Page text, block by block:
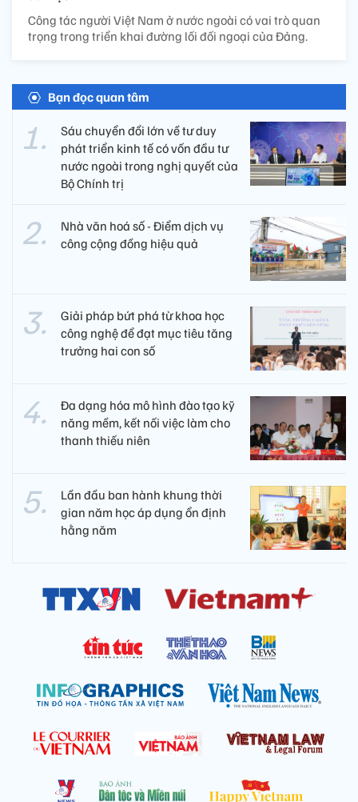
Công tác người Việt Nam ở nước ngoài có vai trò quan
trọng trong triển khai đường lối đối ngoại của Đảng.
Bạn đọc quan tâm
Sáu chuyển đổi lớn về tư duy
phát triển kinh tế có vốn đầu tư
nước ngoài trong nghị quyết của
Bộ Chính trị
Nhà văn hoá số - Điểm dịch vụ
công cộng đồng hiệu quả
Giải pháp bứt phá từ khoa học
công nghệ để đạt mục tiêu tăng
trưởng hai con số
Đa dạng hóa mô hình đào tạo kỹ
năng mềm, kết nối việc làm cho
thanh thiếu niên
Lần đầu ban hành khung thời
gian năm học áp dụng ổn định
hằng năm